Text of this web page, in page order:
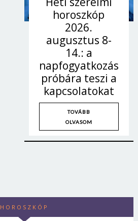
horoszkóp
2026.
augusztus 8-
14.: a
napfogyatkozás
próbára teszi a
kapcsolatokat
TOVÁBB
OLVASOM
HOROSZKÓP